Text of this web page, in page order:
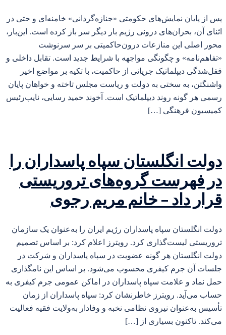
پس از پایان نمایش‌های حکومتی «جنازه‌گردانی» خامنه‌ای و حتی در
اثنای آن، بحران‌های درونی رژیم بار دیگر سر باز کرده است. این‌بار،
محور اصلی این منازعات درون‌حاکمیتی بر سر سرنوشت
«تفاهم‌نامه» و چگونگی مواجهه با شرایط جدید است. تقابل داخلی و
قفل‌شدگی دیپلماتیک جریانی از حاکمیت، با تکیه بر مواضع اخیر
واشنگتن، به سختی به دولت و ریاست مجلس تاخته و خواهان پایان
رسمی هر گونه روند دیپلماتیک است. آخوند حمید رسایی، نایب‌رئیس
کمیسیون فرهنگی […]
دولت انگلستان سپاه پاسداران را
در فهرست گروه‌های تروریستی
قرار داد – خانم مریم رجوی
دولت انگلستان سپاه پاسداران رژیم ایران را به‌عنوان یک سازمان
تروریستی لیست‌گذاری کرد. رویترز اعلام کرد: بر اساس تصمیم
دولت انگلستان هر گونه عضویت در سپاه پاسداران و شرکت در
جلسات آن جرم کیفری محسوب می‌شود. بر اساس این نامگذاری
حمل نماد و علامت سپاه پاسداران در اماکن عمومی جرم کیفری به
حساب می‌آید. رویترز خاطرنشان کرد: سپاه پاسداران از زمان
تأسیس به‌عنوان نیروی نظامی نخبه و وفادار به‌ولایت فقیه فعالیت
می‌کند. تاکنون بسیاری از […]